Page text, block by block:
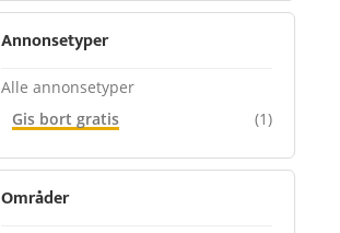
Annonsetyper
Alle annonsetyper
Gis bort gratis
(1)
Områder